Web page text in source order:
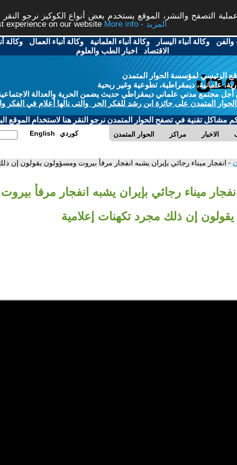
التصفح والنشر، الموقع يستخدم بعض أنواع الكوكيز نرجو
experience on our website
More info - المزيد
والفن -وكالة أنباء اليسار -وكالة أنباء العلمانية -وكالة أنباء العمال -وكالة
الاقتصاد - اخبار الطب والعلوم
الرئيسي لمؤسسة الحوار المتمدن
علمانية، ديمقراطية، تطوعية وغير ربحية
مجتمع مدني علماني ديمقراطي حديث يضمن الحرية والعدالة
المتمدن على جائزة ابن رشد للفكر الحر والتى نالها أعلام في الفكر
مشاكل تقنية في تصفح الحوار المتمدن نرجو النقر هنا لاستخدام الموقع
الحوار المتمدن مراكز الاخبار English كوردي
- انفجار ميناء رجائي بإيران يشبه انفجار مرفأ بيروت ومسؤولون يقولون إن
ميناء رجائي بإيران يشبه انفجار مرفأ بيروت
إن ذلك مجرد تكهنات إعلامية